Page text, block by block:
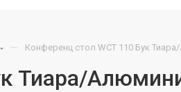
— Конференц стол WCT 110 Бук
Тиара/